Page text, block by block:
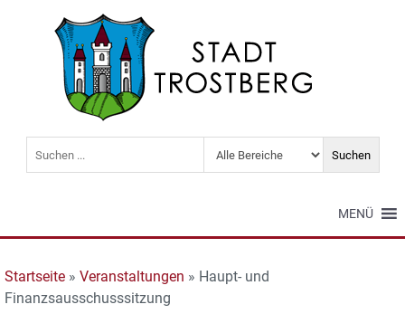
MENÜ
Startseite » Veranstaltungen » Haupt- und
Finanzsausschusssitzung